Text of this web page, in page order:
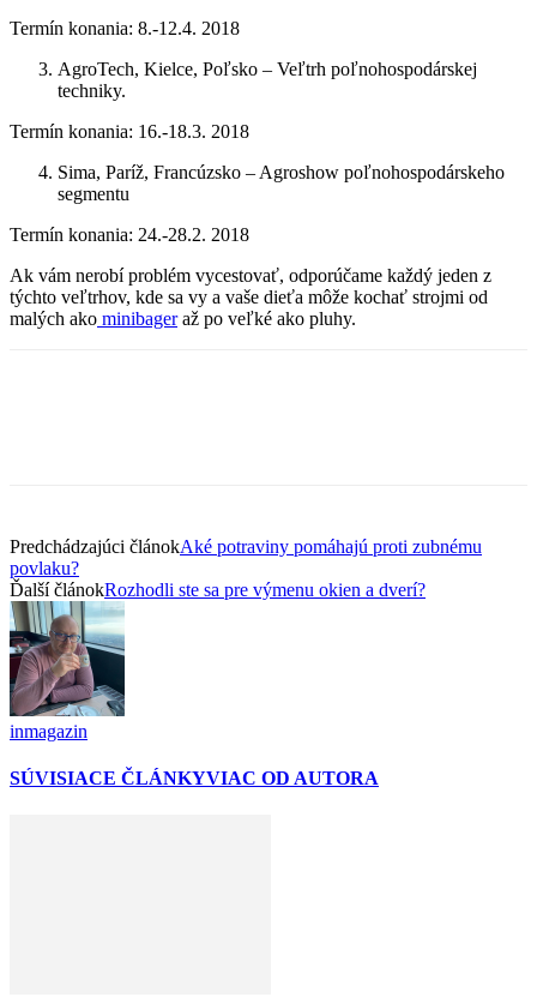
Termín konania: 8.-12.4. 2018
AgroTech, Kielce, Poľsko – Veľtrh poľnohospodárskej
techniky.
Termín konania: 16.-18.3. 2018
Sima, Paríž, Francúzsko – Agroshow poľnohospodárskeho
segmentu
Termín konania: 24.-28.2. 2018
Ak vám nerobí problém vycestovať, odporúčame každý jeden z
týchto veľtrhov, kde sa vy a vaše dieťa môže kochať strojmi od
malých ako minibageraž po veľké ako pluhy.
Predchádzajúci článokAké potraviny pomáhajú proti zubnému
povlaku?
Ďalší článokRozhodli ste sa pre výmenu okien a dverí?
inmagazin
SÚVISIACE ČLÁNKYVIAC OD AUTORA